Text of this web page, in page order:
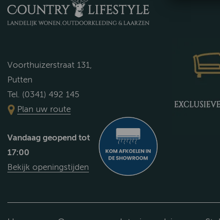
Voorthuizerstraat 131,
Putten
Tel. (0341) 492 145
Plan uw route
Vandaag geopend tot
17:00
Bekijk openingstijden